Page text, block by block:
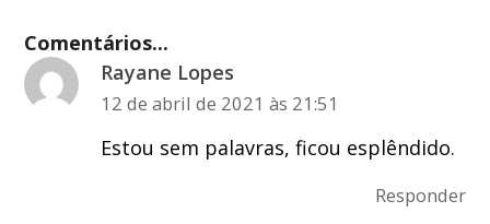
Comentários...
Rayane Lopes
12 de abril de 2021 às 21:51
Estou sem palavras, ficou esplêndido.
Responder